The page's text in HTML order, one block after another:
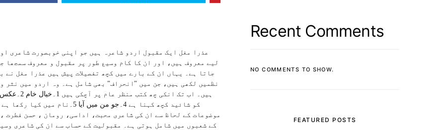
عذرا مغل ایک مقبول اردو شاعرہ ہیں جو اپنی خوبصورت شاعری
لیے معروف ہیں، اور ان کا کام وسیع طور پر مقبول و معروف سمجھا
جاتا ہے۔ یہاں ان کے بارے میں کچھ تفصیلات پیش ہیں عذرا مغل نے
نظمیں لکھی ہیں، جن میں "انحراف" بھی شامل ہے۔ وہ اردو میں نثر
موضوعات کے لحاظ سے ان کی شاعری محبت، اداسی، رومان ، حسن فطرت
کے شعبوں میں شامل ہوتی ہے۔ مقبولیت کے حساب سے ان کی شاعری
Recent Comments
NO COMMENTS TO SHOW.
FEATURED POSTS